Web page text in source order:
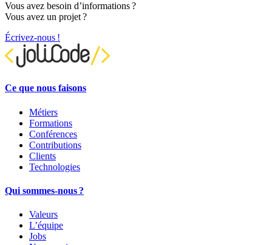
Vous avez besoin d’informations ?
Vous avez un projet ?
Écrivez-nous !
Ce que nous faisons
Métiers
Formations
Conférences
Contributions
Clients
Technologies
Qui sommes-nous ?
Valeurs
L’équipe
Jobs